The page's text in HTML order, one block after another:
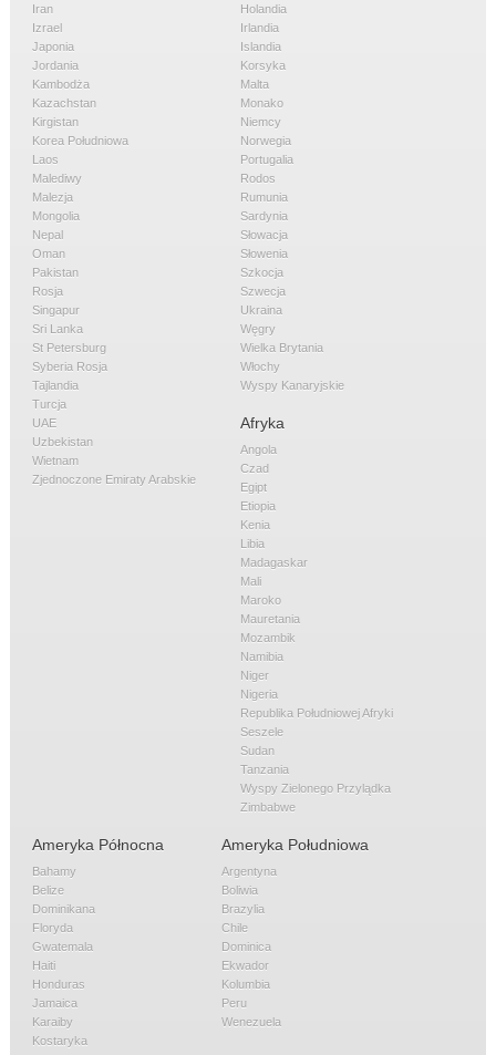
Iran
Izrael
Japonia
Jordania
Kambodża
Kazachstan
Kirgistan
Korea Południowa
Laos
Malediwy
Malezja
Mongolia
Nepal
Oman
Pakistan
Rosja
Singapur
Sri Lanka
St Petersburg
Syberia Rosja
Tajlandia
Turcja
UAE
Uzbekistan
Wietnam
Zjednoczone Emiraty Arabskie
Holandia
Irlandia
Islandia
Korsyka
Malta
Monako
Niemcy
Norwegia
Portugalia
Rodos
Rumunia
Sardynia
Słowacja
Słowenia
Szkocja
Szwecja
Ukraina
Węgry
Wielka Brytania
Włochy
Wyspy Kanaryjskie
Afryka
Angola
Czad
Egipt
Etiopia
Kenia
Libia
Madagaskar
Mali
Maroko
Mauretania
Mozambik
Namibia
Niger
Nigeria
Republika Południowej Afryki
Seszele
Sudan
Tanzania
Wyspy Zielonego Przylądka
Zimbabwe
Ameryka Północna
Bahamy
Belize
Dominikana
Floryda
Gwatemala
Haiti
Honduras
Jamaica
Karaiby
Kostaryka
Ameryka Południowa
Argentyna
Boliwia
Brazylia
Chile
Dominica
Ekwador
Kolumbia
Peru
Wenezuela